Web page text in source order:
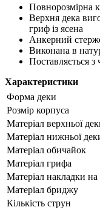
Повнорозмірна
Верхня дека
гриф із ясена
Анкерний
Виконана в
Поставляється з
Характеристики
Форма деки
Розмір корпуса
Матеріал верхньої
Матеріал нижньої
Матеріал обичайок
Матеріал грифа
Матеріал накладки
Матеріал бриджу
Кількість струн